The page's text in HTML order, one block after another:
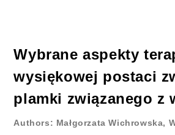
Wybrane aspekty
wysiękowej postaci
plamki związanego z
Authors: Małgorzata Wichrowska,